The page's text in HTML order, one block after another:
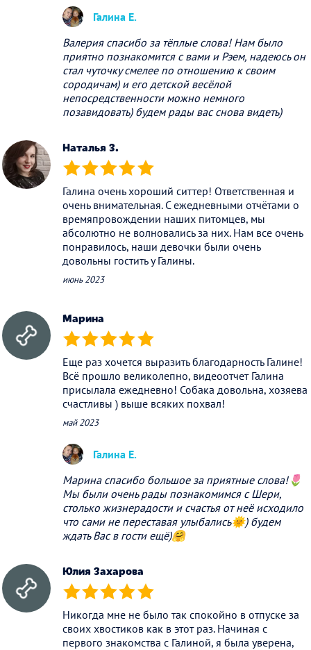
Галина Е.
Валерия спасибо за тёплые слова! Нам было
приятно познакомится с вами и Рэем, надеюсь он
стал чуточку смелее по отношению к своим
сородичам) и его детской весёлой
непосредственности можно немного
позавидовать) будем рады вас снова видеть)
Наталья З.
(*) (*) (*) (*) (*)
Галина очень хороший ситтер! Ответственная и
очень внимательная. С ежедневными отчётами о
времяпровождении наших питомцев, мы
абсолютно не волновались за них. Нам все очень
понравилось, наши девочки были очень
довольны гостить у Галины.
июнь 2023
Марина
(*) (*) (*) (*) (*)
Еще раз хочется выразить благодарность Галине!
Всё прошло великолепно, видеоотчет Галина
присылала ежедневно! Собака довольна, хозяева
счастливы ) выше всяких похвал!
май 2023
Галина Е.
Марина спасибо большое за приятные слова!🌷
Мы были очень рады познакомимся с Шери,
столько жизнерадости и счастья от неё исходило
что сами не переставая улыбались🌞) будем
ждать Вас в гости ещё)🤗
Юлия Захарова
(*) (*) (*) (*) (*)
Никогда мне не было так спокойно в отпуске за
своих хвостиков как в этот раз. Начиная с
первого знакомства с Галиной, я была уверена,